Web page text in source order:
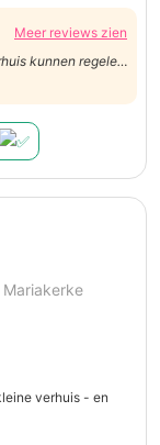
Meer reviews zien
kunnen regelen
verhuis - en